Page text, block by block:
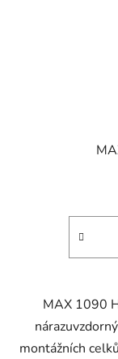
MAX 1090
montážních